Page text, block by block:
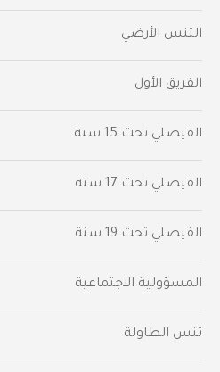
التنس الأرضي
الفريق الأول
الفيصلي‬⁩ تحت 15 سنة
‫الفيصلي‬⁩ تحت 17 سنة
الفيصلي‬⁩ تحت 19 سنة
المسؤولية الاجتماعية
تنس الطاولة